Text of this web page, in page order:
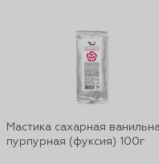
Мастика сахарная
пурпурная (фуксия) 100г